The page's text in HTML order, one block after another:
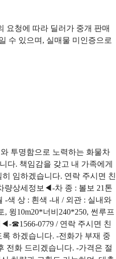
요청에 따라 딜러가 중개 판매
수 있으며, 실매물 미인증으로
투명함으로 노력하는 화물차
다. 책임감을 갖고 내 가족에게
임하겠습니다. 연락 주시면 친
상세정보◀​ -차 종 : 볼보 21톤
-색 상 : 흰색 -내 / 외관 : 실내와
윙10m20*너비240*250, 썬루프
-☎1566-0779 / 연락 주시면 친
하겠습니다. -전화가 부재 중
전화 드리겠습니다. -가격은 절